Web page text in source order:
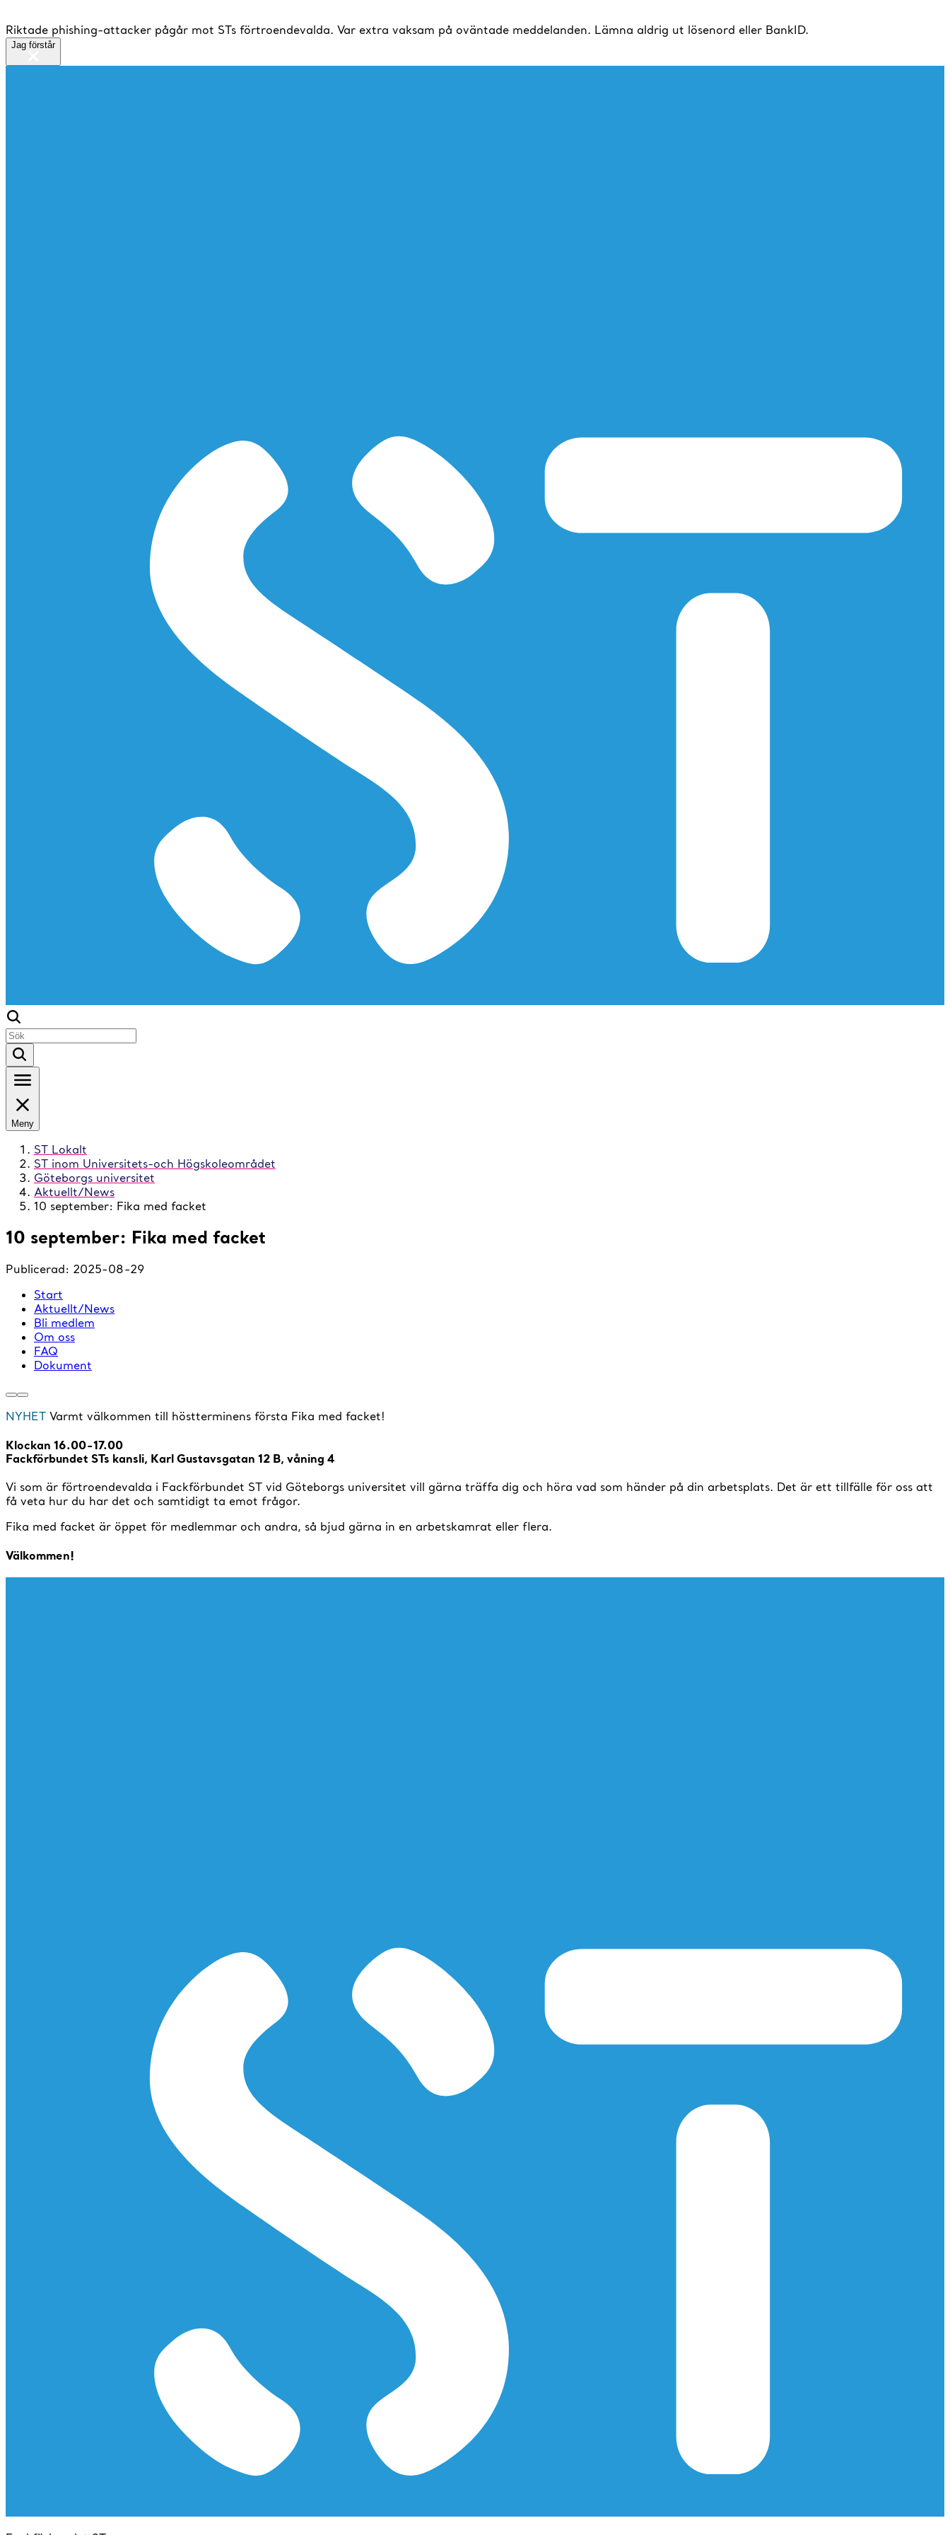
Riktade phishing-attacker pågår mot STs förtroendevalda. Var extra vaksam på oväntade meddelanden. Lämna aldrig ut lösenord eller BankID.
Jag förstår
Meny
ST Lokalt
ST inom Universitets-och Högskoleområdet
Göteborgs universitet
Aktuellt/News
10 september: Fika med facket
10 september: Fika med facket
Publicerad: 2025-08-29
Start
Aktuellt/News
Bli medlem
Om oss
FAQ
Dokument
NYHET Varmt välkommen till höstterminens första Fika med facket!
Klockan 16.00-17.00
Fackförbundet STs kansli, Karl Gustavsgatan 12 B, våning 4
Vi som är förtroendevalda i Fackförbundet ST vid Göteborgs universitet vill gärna träffa dig och höra vad som händer på din arbetsplats. Det är ett tillfälle för oss att
få veta hur du har det och samtidigt ta emot frågor.
Fika med facket är öppet för medlemmar och andra, så bjud gärna in en arbetskamrat eller flera.
Välkommen!